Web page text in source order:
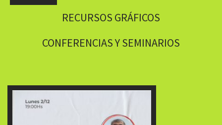
RECURSOS GRÁFICOS
CONFERENCIAS Y SEMINARIOS